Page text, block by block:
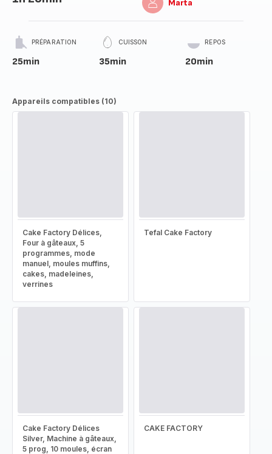
Marta
PRÉPARATION
25min
CUISSON
35min
REPOS
20min
Appareils compatibles (10)
Cake Factory Délices,
Four à gâteaux, 5
programmes, mode
manuel, moules muffins,
cakes, madeleines,
verrines
Tefal Cake Factory
Cake Factory Délices
Silver, Machine à gâteaux,
5 prog, 10 moules, écran
CAKE FACTORY